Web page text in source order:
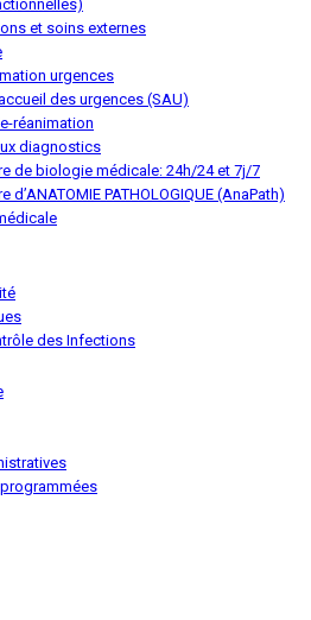
et soins externes
urgences
des urgences (SAU)
réanimation
diagnostics
de biologie médicale: 24h/24 et 7j/7
d’ANATOMIE PATHOLOGIQUE (AnaPath)
des Infections